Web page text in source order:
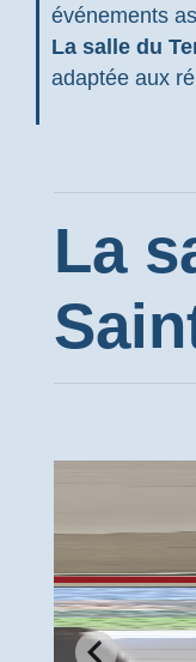
événements
La salle du
adaptée aux
La